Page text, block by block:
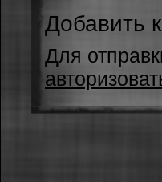
Добавить
Для